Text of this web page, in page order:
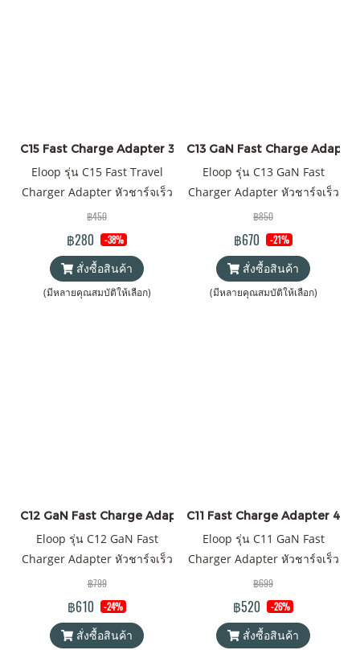
C15 Fast Charge Adapter 30W ราคาส่ง 20 ชิ้น +
Eloop รุ่น C15 Fast Travel
Charger Adapter หัวชาร์จเร็ว
PD 30W Quick Charge 3.0
Wall Charger Adapter
฿450
฿280 -38%
สั่งซื้อสินค้า
(มีหลายคุณสมบัติให้เลือก)
C13 GaN Fast Charge
Eloop รุ่น C13 GaN Fast
Charger Adapter หัวชาร์จเร็ว
PD 65W Quick Charge 3.0
Wall Charger Adapter
฿850
฿670 -21%
สั่งซื้อสินค้า
(มีหลายคุณสมบัติให้เลือก)
C12 GaN Fast Charge Adapter 65W ราคาส่ง 20 ชิ้น +
Eloop รุ่น C12 GaN Fast
Charger Adapter หัวชาร์จเร็ว
PD 65W Quick Charge 4.0
Wall Charger Adapter
฿799
฿610 -24%
สั่งซื้อสินค้า
C11 Fast Charge Adapter
Eloop รุ่น C11 GaN Fast
Charger Adapter หัวชาร์จเร็ว
PD 45W Quick Charge 4.0
Wall Charger Adapter
฿699
฿520 -26%
สั่งซื้อสินค้า